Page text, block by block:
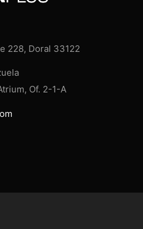
228, Doral 33122
Of. 2-1-A